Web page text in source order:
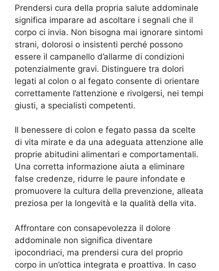
Prendersi cura della propria salute addominale
significa imparare ad ascoltare i segnali che il
corpo ci invia. Non bisogna mai ignorare sintomi
strani, dolorosi o insistenti perché possono
essere il campanello d’allarme di condizioni
potenzialmente gravi. Distinguere tra dolori
legati al colon o al fegato consente di orientare
correttamente l’attenzione e rivolgersi, nei tempi
giusti, a specialisti competenti.
Il benessere di colon e fegato passa da scelte
di vita mirate e da una adeguata attenzione alle
proprie abitudini alimentari e comportamentali.
Una corretta informazione aiuta a eliminare
false credenze, ridurre le paure infondate e
promuovere la cultura della prevenzione, alleata
preziosa per la longevità e la qualità della vita.
Affrontare con consapevolezza il dolore
addominale non significa diventare
ipocondriaci, ma prendersi cura del proprio
corpo in un’ottica integrata e proattiva. In caso